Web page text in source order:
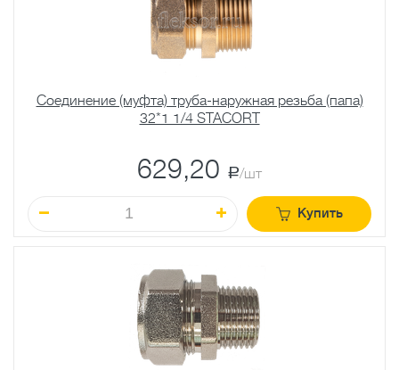
Соединение (муфта) труба-наружная резьба (папа)
32*1 1/4 STACORT
629,20 a/шт
Купить